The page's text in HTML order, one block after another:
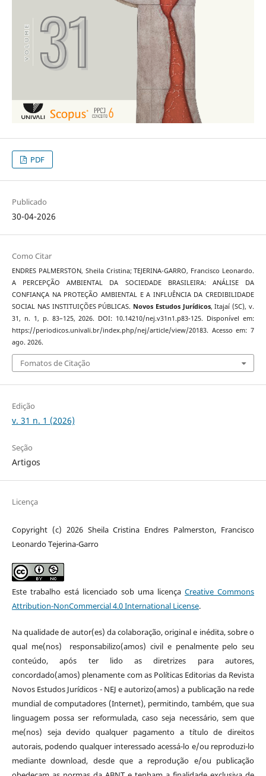
PDF
Publicado
30-04-2026
Como Citar
ENDRES PALMERSTON, Sheila Cristina; TEJERINA-GARRO, Francisco Leonardo.
A PERCEPÇÃO AMBIENTAL DA SOCIEDADE BRASILEIRA: ANÁLISE DA
CONFIANÇA NA PROTEÇÃO AMBIENTAL E A INFLUÊNCIA DA CREDIBILIDADE
SOCIAL NAS INSTITUIÇÕES PÚBLICAS. Novos Estudos Jurí­dicos, Itajaí­ (SC), v.
31, n. 1, p. 83–125, 2026. DOI: 10.14210/nej.v31n1.p83-125. Disponível em:
https://periodicos.univali.br/index.php/nej/article/view/20183. Acesso em: 7
ago. 2026.
Fomatos de Citação
Edição
v. 31 n. 1 (2026)
Seção
Artigos
Licença
Copyright (c) 2026 Sheila Cristina Endres Palmerston, Francisco
Leonardo Tejerina-Garro
Este trabalho está licenciado sob uma licençaCreative Commons
Attribution-NonCommercial 4.0 International License.
Na qualidade de autor(es) da colaboração, original e inédita, sobre o
qual me(nos) responsabilizo(amos) civil e penalmente pelo seu
conteúdo, após ter lido as diretrizes para autores,
concordado(amos) plenamente com as Políticas Editorias da Revista
Novos Estudos Jurídicos - NEJ e autorizo(amos) a publicação na rede
mundial de computadores (Internet), permitindo, também, que sua
linguagem possa ser reformulada, caso seja necessário, sem que
me(nos) seja devido qualquer pagamento a título de direitos
autorais, podendo qualquer interessado acessá-lo e/ou reproduzi-lo
mediante download, desde que a reprodução e/ou publicação